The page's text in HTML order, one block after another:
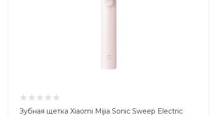
Зубная щетка Xiaomi Mijia Sonic Sweep Electric